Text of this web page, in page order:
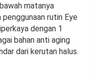
matanya
rutin Eye
dengan 1
bahan anti aging
dari kerutan halus.